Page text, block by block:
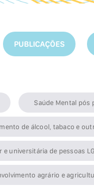
PUBLICAÇÕES
Saúde Mental pós
de álcool, tabaco e
e universitária de pessoas
agrário e